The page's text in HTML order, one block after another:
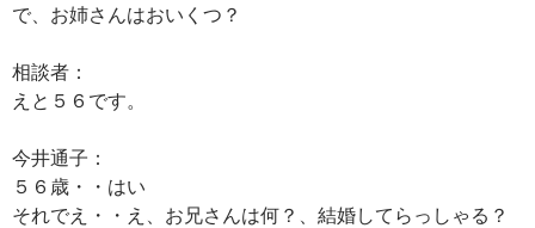
で、お姉さんはおいくつ？
相談者：
えと５６です。
今井通子：
５６歳・・はい
それでえ・・え、お兄さんは何？、結婚してらっしゃる？